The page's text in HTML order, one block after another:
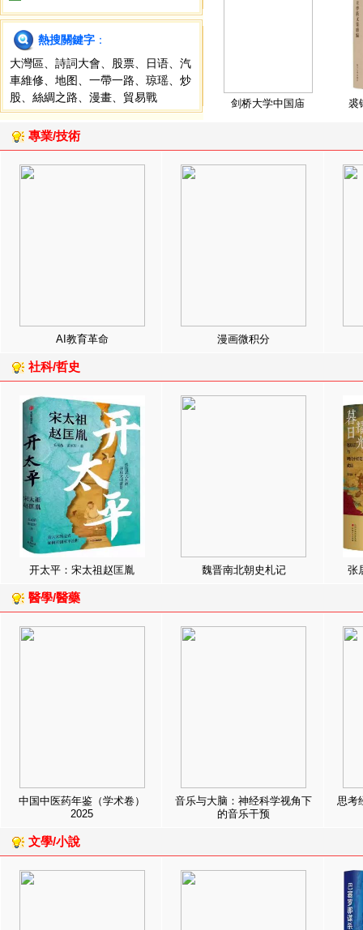
熱搜關鍵字 ：
大灣區
詩詞大會 股票 日语
汽
車維修
地图 一帶一路 琼瑶
炒
股
絲綢之路 漫畫 貿易戰 剑桥大学中国庙 裘
專業/技術
AI教育革命 漫画微积分
社科/哲史
开太平：宋太祖赵匡胤 魏晋南北朝史札记 张
醫學/醫藥
中国中医药年鉴（学术卷）
2025
音乐与大脑：神经科学视角下
的音乐干预
思考
文學/小說